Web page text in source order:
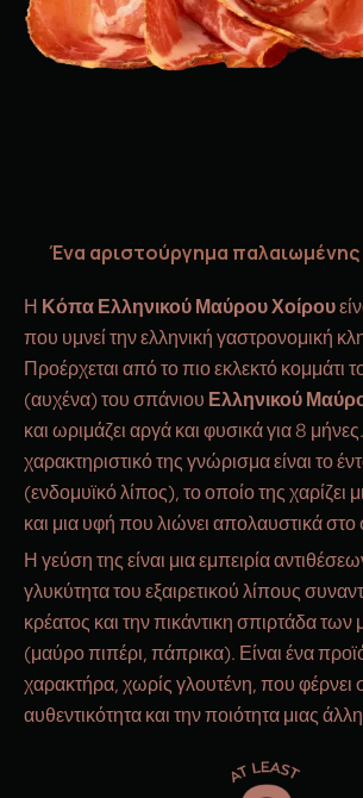
Ένα αριστούργημα παλαιωμένης
Η Κόπα Ελληνικού Μαύρου Χοίρου
που υμνεί την ελληνική γαστρονομική
Προέρχεται από το πιο εκλεκτό κομμάτι
(αυχένα) του σπάνιου Ελληνικού
και ωριμάζει αργά και φυσικά για 8
χαρακτηριστικό της γνώρισμα είναι το
(ενδομυϊκό λίπος), το οποίο της χαρίζει
και μια υφή που λιώνει απολαυστικά στο
Η γεύση της είναι μια εμπειρία
γλυκύτητα του εξαιρετικού λίπους
κρέατος και την πικάντικη σπιρτάδα
(μαύρο πιπέρι, πάπρικα). Είναι ένα
χαρακτήρα, χωρίς γλουτένη, που φέρνει
αυθεντικότητα και την ποιότητα μιας